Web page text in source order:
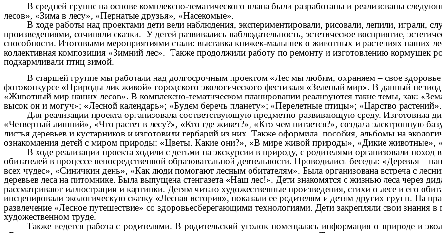
В средней группе на основе комплексно-тематического плана были разработаны и реализованы
лесов», «Зима в лесу», «Пернатые друзья», «Насекомые».
В ходе работы над проектами дети вели наблюдения, экспериментировали, рисовали, лепили, играли,
произведениями, сочиняли сказки. У детей развивались наблюдательность, эстетическое восприятие,
способности. Итоговыми мероприятиями стали: выставка книжек-малышек о животных и растениях наших
коллективная композиция «Зимний лес». Также продолжили работу по ремонту и изготовлению кормушек
подкармливали птиц зимой.
В старшей группе мы работали над долгосрочным проектом «Лес мы любим, охраняем – свое здоровье
фотоконкурсе «Природы лик живой» городского экологического фестиваля «Зеленый мир». В данный
«Животный мир наших лесов». В комплексно-тематическом планировании реализуются такие темы, как:
высок он и могуч»; «Лесной календарь»; «Будем беречь планету»; «Перелетные птицы»; «Царство растений».
Для реализации проекта организовала соответствующую предметно-развивающую среду. Изготовила
«Четвертый лишний», «Что растет в лесу?», «Кто где живет?», «Кто чем питается?», создала электронную
листья деревьев и кустарников и изготовили гербарий из них. Также оформила пособия, альбомы на
ознакомления детей с миром природы: «Цветы. Какие они?», «В мире живой природы», «Дикие животные»,
В ходе реализации проекта ходили с детьми на экскурсии в природу, с родителями организовали поход
обитателей в процессе непосредственной образовательной деятельности. Проводились беседы: «Деревья –
всех чудес», «Синичкин день», «Как люди помогают лесным обитателям». Была организована встреча с
деревьев леса на питомнике. Была выпущена стенгазета «Наш лес!». Дети знакомятся с жизнью леса через
рассматривают иллюстрации и картинки. Детям читаю художественные произведения, стихи о лесе и его
инсценировали экологическую сказку «Лесная история», показали ее родителям и детям других групп. На
развлечение «Лесное путешествие» со здоровьесберегающими технологиями. Дети закрепляли свои знания в
художественном труде.
Также ведется работа с родителями. В родительский уголок помещалась информация о природе и